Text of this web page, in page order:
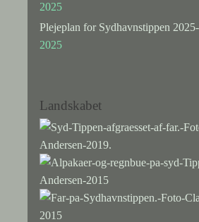
2025
Plejeplan for Sydhavnstippen
2025
Landskabet